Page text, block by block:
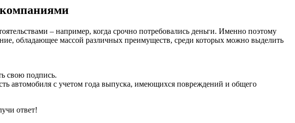
– например, когда срочно потребовались деньги. Именно поэтому
обладающее массой различных преимуществ, среди которых можно выделить
свою подпись.
автомобиля с учетом года выпуска, имеющихся повреждений и общего
ответ!